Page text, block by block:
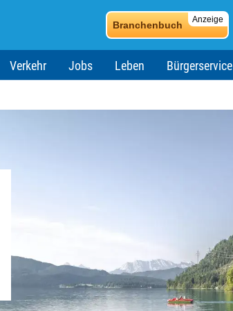
Anzeige
Branchenbuch
Verkehr Jobs Leben Bürgerservice